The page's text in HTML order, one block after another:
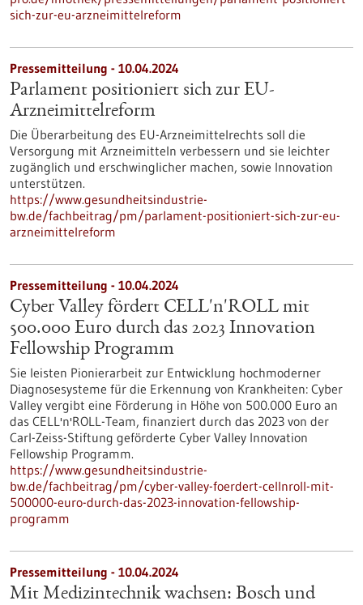
sich-zur-eu-arzneimittelreform
Pressemitteilung - 10.04.2024
Parlament positioniert sich zur EU-
Arzneimittelreform
Die Überarbeitung des EU-Arzneimittelrechts soll die
Versorgung mit Arzneimitteln verbessern und sie leichter
zugänglich und erschwinglicher machen, sowie Innovation
unterstützen.
https://www.gesundheitsindustrie-
bw.de/fachbeitrag/pm/parlament-positioniert-sich-zur-eu-
arzneimittelreform
Pressemitteilung - 10.04.2024
Cyber Valley fördert CELL'n'ROLL mit
500.000 Euro durch das 2023 Innovation
Fellowship Programm
Sie leisten Pionierarbeit zur Entwicklung hochmoderner
Diagnosesysteme für die Erkennung von Krankheiten: Cyber
Valley vergibt eine Förderung in Höhe von 500.000 Euro an
das CELL'n'ROLL-Team, finanziert durch das 2023 von der
Carl-Zeiss-Stiftung geförderte Cyber Valley Innovation
Fellowship Programm.
https://www.gesundheitsindustrie-
bw.de/fachbeitrag/pm/cyber-valley-foerdert-cellnroll-mit-
500000-euro-durch-das-2023-innovation-fellowship-
programm
Pressemitteilung - 10.04.2024
Mit Medizintechnik wachsen: Bosch und